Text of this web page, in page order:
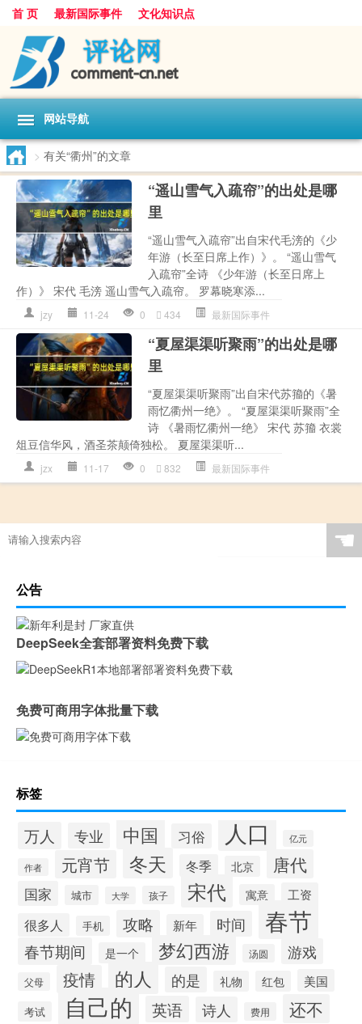
首 页 最新国际事件 文化知识点
网站导航
> 有关“衢州”的文章
“遥山雪气入疏帘”的出处是哪
里
“遥山雪气入疏帘”出自宋代毛滂的《少
年游（长至日席上作）》。 “遥山雪气
入疏帘”全诗 《少年游（长至日席上
作）》 宋代 毛滂 遥山雪气入疏帘。 罗幕晓寒添...
jzy 11-24 0 434 最新国际事件
“夏屋渠渠听聚雨”的出处是哪
里
“夏屋渠渠听聚雨”出自宋代苏籀的《暑
雨忆衢州一绝》。 “夏屋渠渠听聚雨”全
诗 《暑雨忆衢州一绝》 宋代 苏籀 衣裳
俎豆信华风，酒圣茶颠倚独松。 夏屋渠渠听...
jzx 11-17 0 832 最新国际事件
☚
公告
DeepSeek全套部署资料免费下载
免费可商用字体批量下载
标签
万人 专业 中国 习俗 人口 亿元
作者 元宵节 冬天 冬季 北京 唐代
国家 城市 大学 孩子 宋代 寓意 工资
很多人 手机 攻略 新年 时间 春节
春节期间 是一个 梦幻西游 汤圆 游戏
父母 疫情 的人 的是 礼物 红包 美国
考试 自己的 英语 诗人 费用 还不